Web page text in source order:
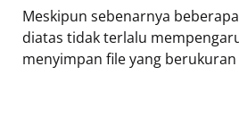
Meskipun sebenarnya
diatas tidak terlalu
menyimpan file yang berukuran